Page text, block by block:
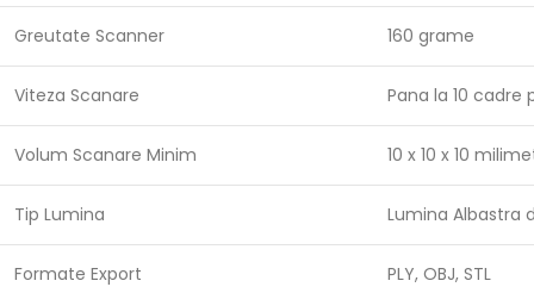
Greutate Scanner 160 grame
Viteza Scanare Pana la 10 cadre
Volum Scanare Minim 10 x 10 x 10
Tip Lumina Lumina Albastra
Formate Export PLY, OBJ, STL